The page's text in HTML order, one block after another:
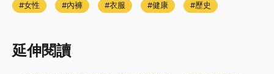
女性 內褲 衣服 健康 歷史
延伸閱讀